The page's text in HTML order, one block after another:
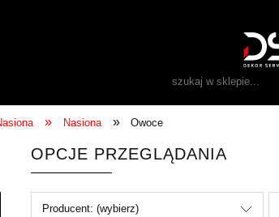
» Nasiona » Owoce
OPCJE PRZEGLĄDANIA
Producent: (wybierz)